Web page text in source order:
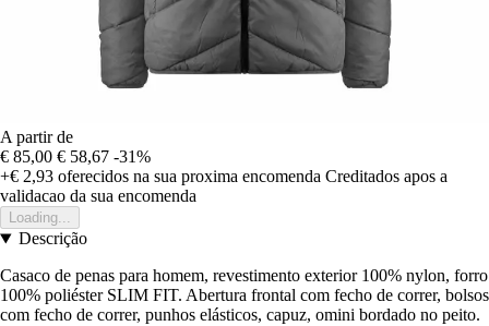
A partir de
€ 85,00 € 58,67 -31%
+€ 2,93 oferecidos na sua proxima encomenda Creditados apos a
validacao da sua encomenda
Loading...
Descrição
Casaco de penas para homem, revestimento exterior 100% nylon, forro
100% poliéster SLIM FIT. Abertura frontal com fecho de correr, bolsos
com fecho de correr, punhos elásticos, capuz, omini bordado no peito.